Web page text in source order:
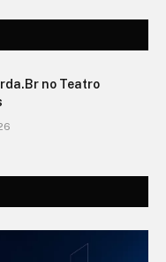
Teatro Fernando